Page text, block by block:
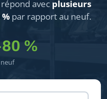
avec plusieurs
par rapport au neuf.
%